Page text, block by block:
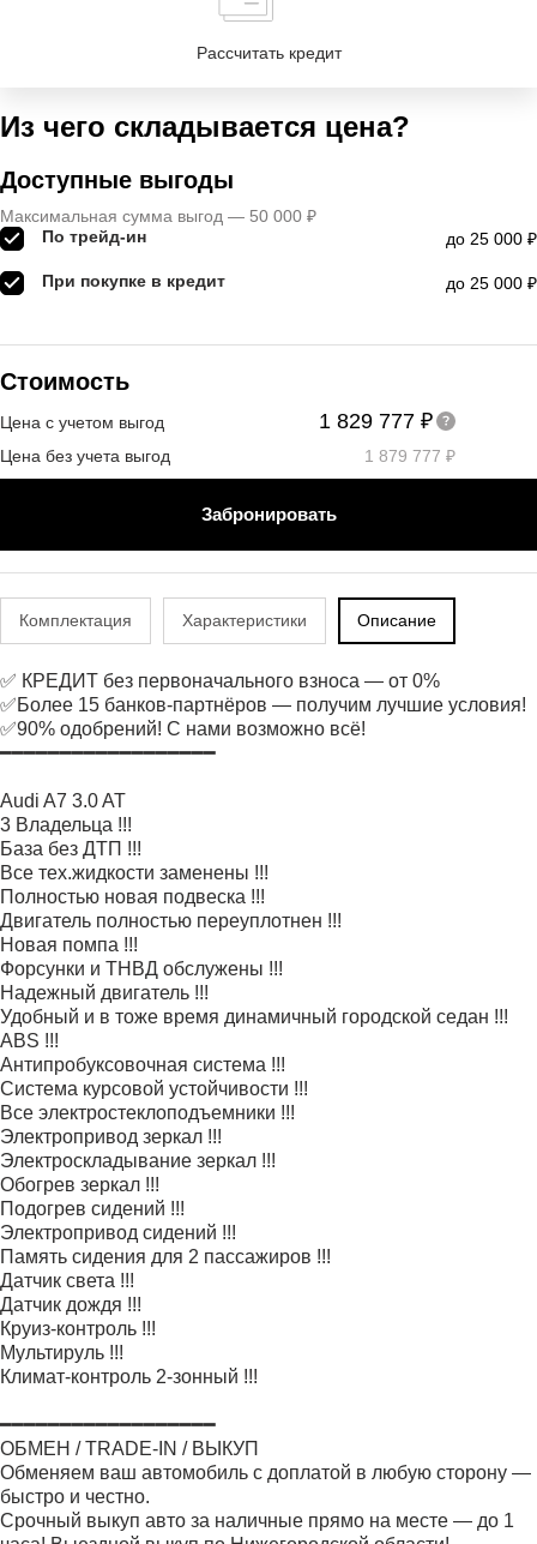
Рассчитать кредит
Из чего складывается цена?
Доступные выгоды
Максимальная сумма выгод — 50 000 ₽
По трейд-ин
до 25 000 ₽
При покупке в кредит до 25 000 ₽
Стоимость
Цена с учетом выгод 1 829 777 ₽
Цена без учета выгод 1 879 777 ₽
Забронировать
Комплектация Характеристики Описание
✅ КРЕДИТ без первоначального взноса — от 0%
✅Более 15 банков-партнёров — получим лучшие условия!
✅90% одобрений! С нами возможно всё!
━━━━━━━━━━━━━━━━━━
Audi A7 3.0 AT
3 Владельца !!!
База без ДТП !!!
Все тех.жидкости заменены !!!
Полностью новая подвеска !!!
Двигатель полностью переуплотнен !!!
Новая помпа !!!
Форсунки и ТНВД обслужены !!!
Надежный двигатель !!!
Удобный и в тоже время динамичный городской седан !!!
ABS !!!
Антипробуксовочная система !!!
Система курсовой устойчивости !!!
Все электростеклоподъемники !!!
Электропривод зеркал !!!
Электроскладывание зеркал !!!
Обогрев зеркал !!!
Подогрев сидений !!!
Электропривод сидений !!!
Память сидения для 2 пассажиров !!!
Датчик света !!!
Датчик дождя !!!
Круиз-контроль !!!
Мультируль !!!
Климат-контроль 2-зонный !!!
━━━━━━━━━━━━━━━━━━
ОБМЕН / TRADE-IN / ВЫКУП
Обменяем ваш автомобиль с доплатой в любую сторону —
быстро и честно.
Срочный выкуп авто за наличные прямо на месте — до 1